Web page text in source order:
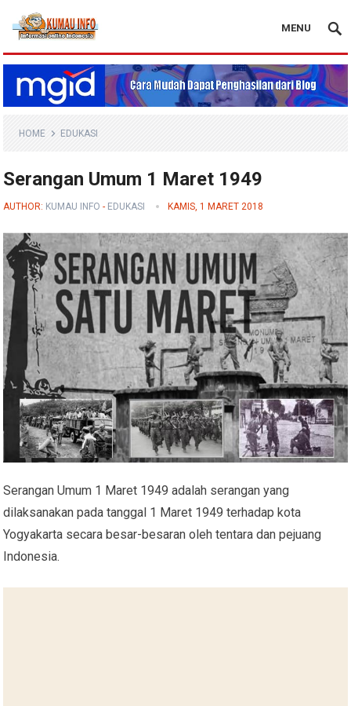
Blog Kumau Info
MENU
HOME EDUKASI
Serangan Umum 1 Maret 1949
AUTHOR: KUMAU INFO - EDUKASI KAMIS, 1 MARET 2018
Serangan Umum 1 Maret 1949 adalah serangan yang
dilaksanakan pada tanggal 1 Maret 1949 terhadap kota
Yogyakarta secara besar-besaran oleh tentara dan pejuang
Indonesia.